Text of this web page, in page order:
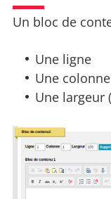
Un bloc de
Une ligne
Une colonne
Une largeur